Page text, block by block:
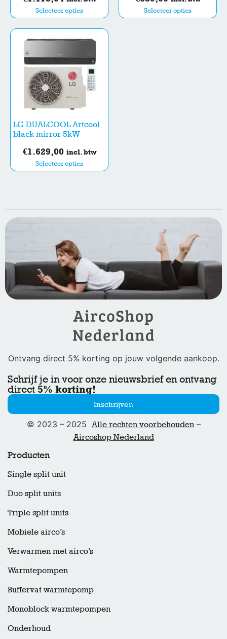
Selecteer opties Selecteer opties
LG DUALCOOL Artcool
black mirror 5kW
€1.629,00 incl. btw
Selecteer opties
Ontvang direct 5% korting op jouw volgende aankoop.
Schrijf je in voor onze nieuwsbrief en ontvang
direct 5% korting!
Inschrijven
© 2023 – 2025 Alle rechten voorbehouden –
Aircoshop Nederland
Producten
Single split unit
Duo split units
Triple split units
Mobiele airco’s
Verwarmen met airco’s
Warmtepompen
Buffervat warmtepomp
Monoblock warmtepompen
Onderhoud